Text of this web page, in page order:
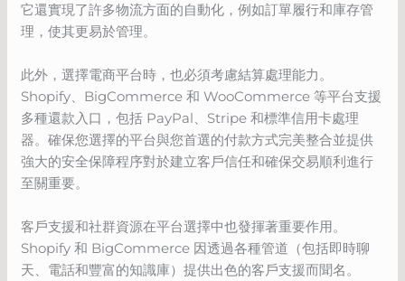
它還實現了許多物流方面的自動化，例如訂單履行和庫存管
理，使其更易於管理。
此外，選擇電商平台時，也必須考慮結算處理能力。
Shopify、BigCommerce 和 WooCommerce 等平台支援
多種還款入口，包括 PayPal、Stripe 和標準信用卡處理
器。確保您選擇的平台與您首選的付款方式完美整合並提供
強大的安全保障程序對於建立客戶信任和確保交易順利進行
至關重要。
客戶支援和社群資源在平台選擇中也發揮著重要作用。
Shopify 和 BigCommerce 因透過各種管道（包括即時聊
天、電話和豐富的知識庫）提供出色的客戶支援而聞名。